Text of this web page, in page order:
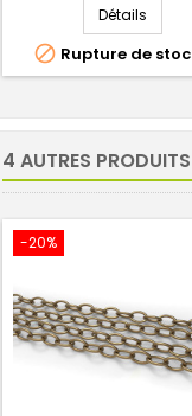
Détails
 Rupture de
4 AUTRES
-20%